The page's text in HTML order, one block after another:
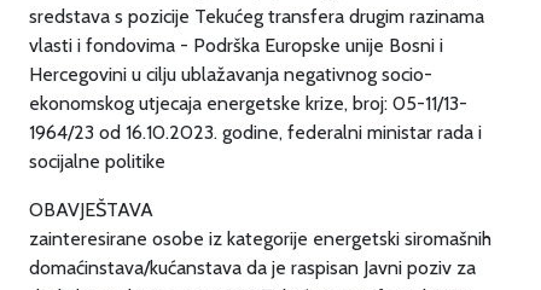
sredstava s pozicije Tekućeg transfera drugim razinama
vlasti i fondovima - Podrška Europske unije Bosni i
Hercegovini u cilju ublažavanja negativnog socio-
ekonomskog utjecaja energetske krize, broj: 05-11/13-
1964/23 od 16.10.2023. godine, federalni ministar rada i
socijalne politike
OBAVJEŠTAVA
zainteresirane osobe iz kategorije energetski siromašnih
domaćinstava/kućanstava da je raspisan Javni poziv za